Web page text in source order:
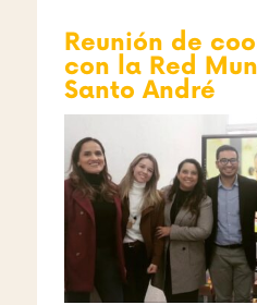
Reunión de
con la Red
Santo André